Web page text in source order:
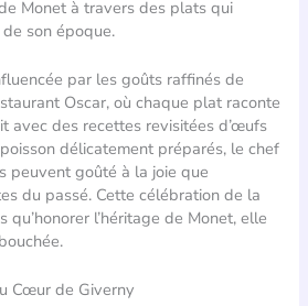
Monet à travers des plats qui
son époque.
par les goûts raffinés de
Oscar, où chaque plat raconte
avec des recettes revisitées d’œufs
délicatement préparés, le chef
peuvent goûté à la joie que
du passé. Cette célébration de la
l’héritage de Monet, elle
Cœur de Giverny